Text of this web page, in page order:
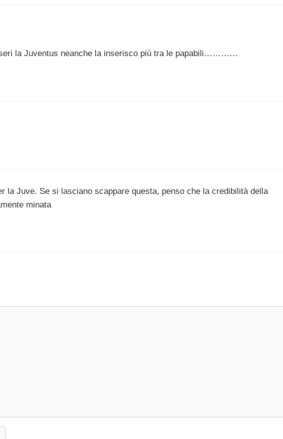
la Juventus neanche la inserisco più tra le papabili…………
la Juve. Se si lasciano scappare questa, penso che la credibilità della
minata